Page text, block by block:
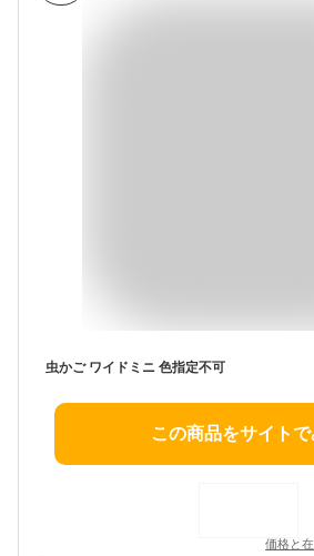
虫かご ワイドミニ 色指定不可
この商品をサイトで
価格と